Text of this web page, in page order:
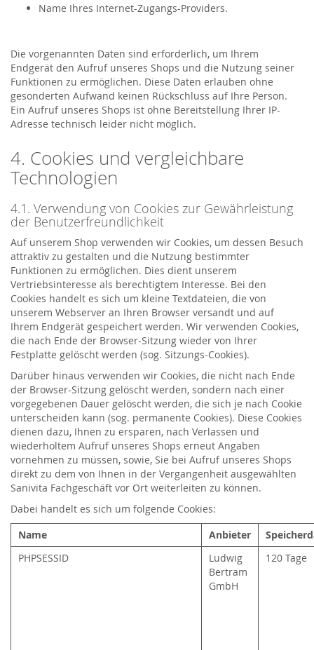
Name Ihres Internet-Zugangs-Providers.
Die vorgenannten Daten sind erforderlich, um Ihrem
Endgerät den Aufruf unseres Shops und die Nutzung seiner
Funktionen zu ermöglichen. Diese Daten erlauben ohne
gesonderten Aufwand keinen Rückschluss auf Ihre Person.
Ein Aufruf unseres Shops ist ohne Bereitstellung Ihrer IP-
Adresse technisch leider nicht möglich.
4. Cookies und vergleichbare
Technologien
4.1. Verwendung von Cookies zur Gewährleistung
der Benutzerfreundlichkeit
Auf unserem Shop verwenden wir Cookies, um dessen Besuch
attraktiv zu gestalten und die Nutzung bestimmter
Funktionen zu ermöglichen. Dies dient unserem
Vertriebsinteresse als berechtigtem Interesse. Bei den
Cookies handelt es sich um kleine Textdateien, die von
unserem Webserver an Ihren Browser versandt und auf
Ihrem Endgerät gespeichert werden. Wir verwenden Cookies,
die nach Ende der Browser-Sitzung wieder von Ihrer
Festplatte gelöscht werden (sog. Sitzungs-Cookies).
Darüber hinaus verwenden wir Cookies, die nicht nach Ende
der Browser-Sitzung gelöscht werden, sondern nach einer
vorgegebenen Dauer gelöscht werden, die sich je nach Cookie
unterscheiden kann (sog. permanente Cookies). Diese Cookies
dienen dazu, Ihnen zu ersparen, nach Verlassen und
wiederholtem Aufruf unseres Shops erneut Angaben
vornehmen zu müssen, sowie, Sie bei Aufruf unseres Shops
direkt zu dem von Ihnen in der Vergangenheit ausgewählten
Sanivita Fachgeschäft vor Ort weiterleiten zu können.
Dabei handelt es sich um folgende Cookies:
Name
Anbieter
PHPSESSID
Ludwig
Bertram
GmbH
120 Tage